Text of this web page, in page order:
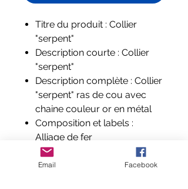
Titre du produit : Collier
"serpent"
Description courte : Collier
"serpent"
Description complète : Collier
"serpent" ras de cou avec
chaine couleur or en métal
Composition et labels :
Alliage de fer
Email Facebook